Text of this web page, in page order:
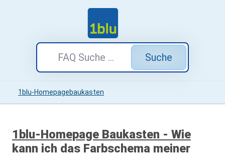
Suche
1blu-Homepagebaukasten
1blu-Homepage Baukasten - Wie
kann ich das Farbschema meiner